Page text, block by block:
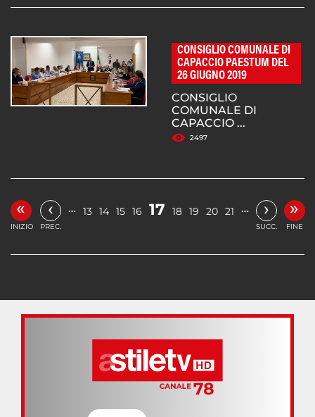
CONSIGLIO COMUNALE DI
CAPACCIO PAESTUM DEL
26 GIUGNO 2019
CONSIGLIO
COMUNALE DI
CAPACCIO ...
2497
«
INIZIO
‹
PREC.
… 13 14 15 16 17 18 19 20 21 … ›
SUCC.
»
FINE